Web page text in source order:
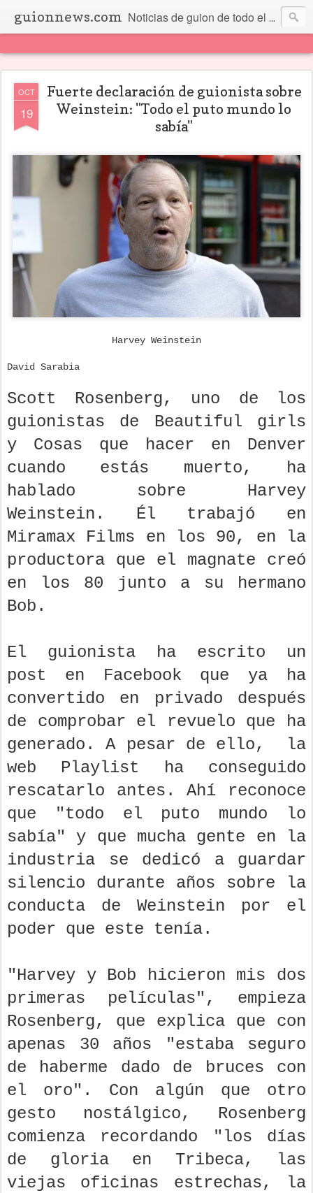
guionnews.com Noticias de guion de todo el mundo... Y más.
OCT
19
Fuerte declaración de guionista sobre
Weinstein: "Todo el puto mundo lo
sabía"
Harvey Weinstein
David Sarabia
Scott Rosenberg, uno de los
guionistas de Beautiful girls
y Cosas que hacer en Denver
cuando estás muerto, ha
hablado sobre Harvey
Weinstein. Él trabajó en
Miramax Films en los 90, en la
productora que el magnate creó
en los 80 junto a su hermano
Bob.
El guionista ha escrito un
post en Facebook que ya ha
convertido en privado después
de comprobar el revuelo que ha
generado. A pesar de ello, la
web Playlist ha conseguido
rescatarlo antes. Ahí reconoce
que "todo el puto mundo lo
sabía" y que mucha gente en la
industria se dedicó a guardar
silencio durante años sobre la
conducta de Weinstein por el
poder que este tenía.
"Harvey y Bob hicieron mis dos
primeras películas", empieza
Rosenberg, que explica que con
apenas 30 años "estaba seguro
de haberme dado de bruces con
el oro". Con algún que otro
gesto nostálgico, Rosenberg
comienza recordando "los días
de gloria en Tribeca, las
viejas oficinas estrechas, la